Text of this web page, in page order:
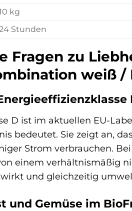
kg
Stunden
Fragen zu
weiß /
D ist im aktuellen EU-
bedeutet. Sie zeigt an,
Strom verbrauchen.
einem verhältnismäßig
und gleichzeitig
und Gemüse im